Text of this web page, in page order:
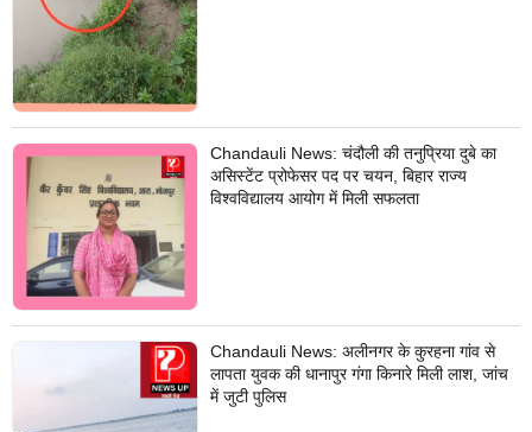
Chandauli News: चंदौली की तनुप्रिया दुबे का
असिस्टेंट प्रोफेसर पद पर चयन, बिहार राज्य
विश्वविद्यालय आयोग में मिली सफलता
Chandauli News: अलीनगर के कुरहना गांव से
लापता युवक की धानापुर गंगा किनारे मिली लाश, जांच
में जुटी पुलिस